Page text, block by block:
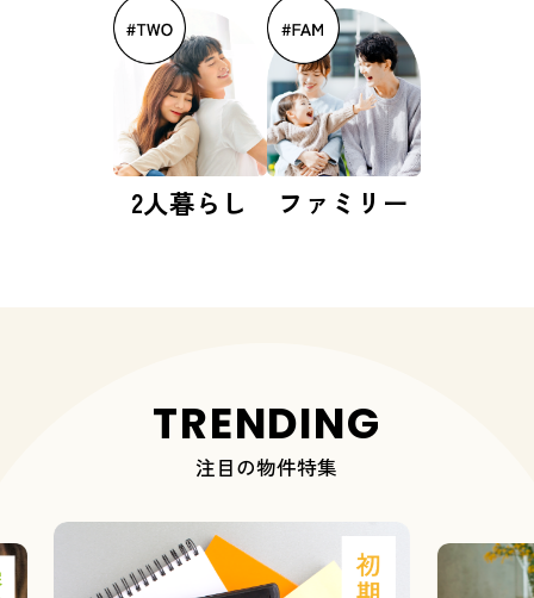
2人暮らし ファミリー
TRENDING
注目の物件特集